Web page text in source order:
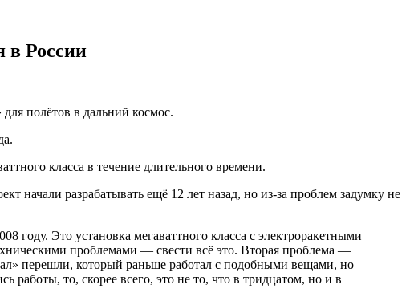
в России
полётов в дальний космос.
класса в течение длительного времени.
начали разрабатывать ещё 12 лет назад, но из-за проблем задумку не
году. Это установка мегаваттного класса с электроракетными
проблемами — свести всё это. Вторая проблема —
перешли, который раньше работал с подобными вещами, но
работы, то, скорее всего, это не то, что в тридцатом, но и в